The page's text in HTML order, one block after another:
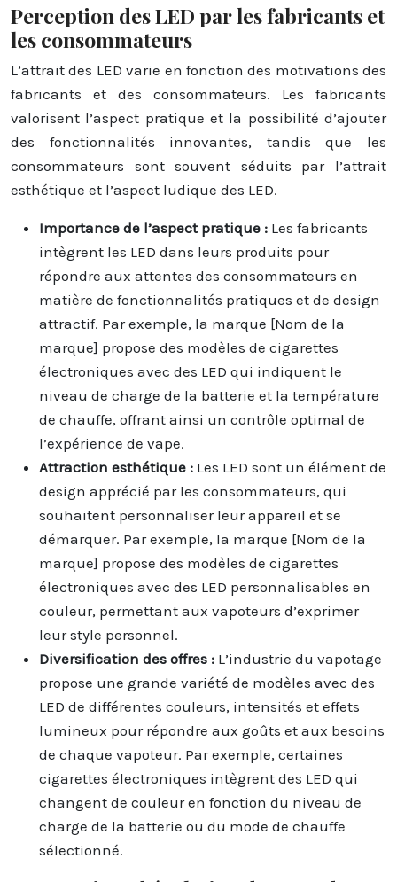
Perception des LED par les fabricants et
les consommateurs
L’attrait des LED varie en fonction des motivations des
fabricants et des consommateurs. Les fabricants
valorisent l’aspect pratique et la possibilité d’ajouter
des fonctionnalités innovantes, tandis que les
consommateurs sont souvent séduits par l’attrait
esthétique et l’aspect ludique des LED.
Importance de l’aspect pratique : Les fabricants
intègrent les LED dans leurs produits pour
répondre aux attentes des consommateurs en
matière de fonctionnalités pratiques et de design
attractif. Par exemple, la marque [Nom de la
marque] propose des modèles de cigarettes
électroniques avec des LED qui indiquent le
niveau de charge de la batterie et la température
de chauffe, offrant ainsi un contrôle optimal de
l’expérience de vape.
Attraction esthétique : Les LED sont un élément de
design apprécié par les consommateurs, qui
souhaitent personnaliser leur appareil et se
démarquer. Par exemple, la marque [Nom de la
marque] propose des modèles de cigarettes
électroniques avec des LED personnalisables en
couleur, permettant aux vapoteurs d’exprimer
leur style personnel.
Diversification des offres : L’industrie du vapotage
propose une grande variété de modèles avec des
LED de différentes couleurs, intensités et effets
lumineux pour répondre aux goûts et aux besoins
de chaque vapoteur. Par exemple, certaines
cigarettes électroniques intègrent des LED qui
changent de couleur en fonction du niveau de
charge de la batterie ou du mode de chauffe
sélectionné.